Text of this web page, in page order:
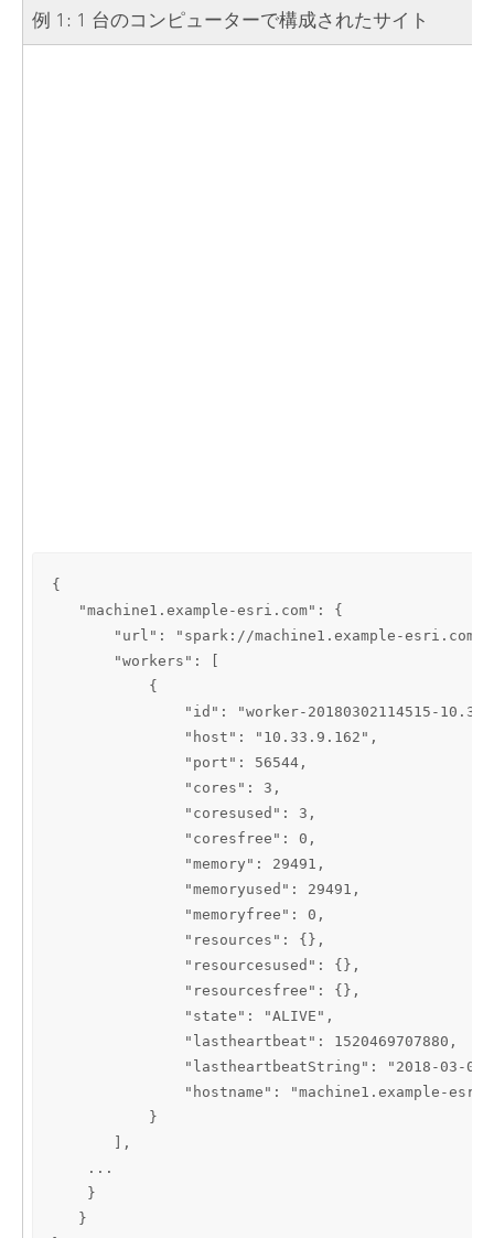
例 1: 1 台のコンピューターで構成されたサイト
{
   "machine1.example-esri.com": {
"url": "spark://machine1.example-
       "workers": [
           {
"id": "worker-20180302114515-
               "host": "10.33.9.162",
               "port": 56544,
               "cores": 3,
               "coresused": 3,
               "coresfree": 0,
               "memory": 29491,
               "memoryused": 29491,
               "memoryfree": 0,
               "resources": {},
               "resourcesused": {},
               "resourcesfree": {},
               "state": "ALIVE",
               "lastheartbeat": 1520469707880,
"lastheartbeatString": "2018-03-
"hostname": "machine1.example-
           }
       ],
    ...
    }
   }